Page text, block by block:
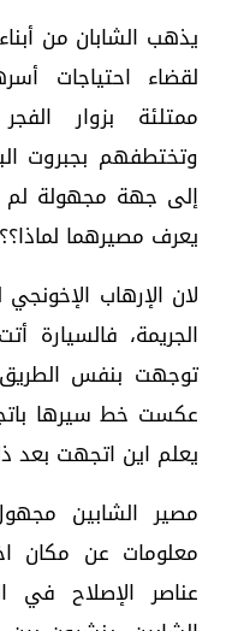
يذهب الشابان من
لقضاء احتياجات
ممتلئة بزوار
وتختطفهم بجبروت
إلى جهة مجهولة لم
يعرف مصيرهما لماذا؟؟
لان الإرهاب
الجريمة، فالسيارة
توجهت بنفس الطريق
عكست خط سيرها
يعلم اين اتجهت بعد
مصير الشابين
معلومات عن مكان
عناصر الإصلاح